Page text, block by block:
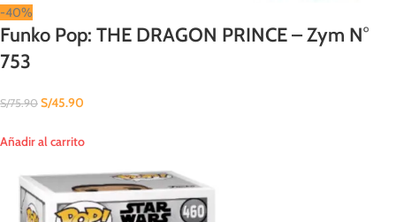
-40%
Funko Pop: THE DRAGON PRINCE – Zym N°
753
S/75.90 S/45.90
Añadir al carrito